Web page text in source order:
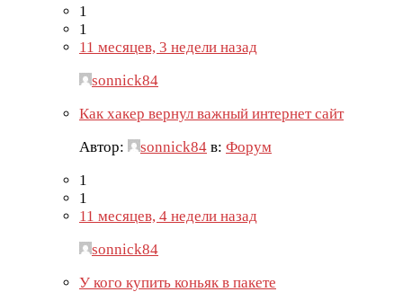
1
1
11 месяцев, 3 недели назад
sonnick84
Как хакер вернул важный интернет сайт
Автор:
sonnick84 в: Форум
1
1
11 месяцев, 4 недели назад
sonnick84
У кого купить коньяк в пакете